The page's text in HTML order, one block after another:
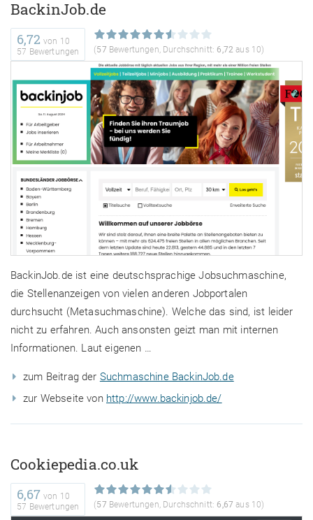
BackinJob.de
6,72 von 10
57 Bewertungen
(57 Bewertungen, Durchschnitt: 6,72aus 10)
BackinJob.de ist eine deutschsprachige Jobsuchmaschine,
die Stellenanzeigen von vielen anderen Jobportalen
durchsucht (Metasuchmaschine). Welche das sind, ist leider
nicht zu erfahren. Auch ansonsten geizt man mit internen
Informationen. Laut eigenen …
zum Beitrag der Suchmaschine BackinJob.de
zur Webseite von http://www.backinjob.de/
Cookiepedia.co.uk
6,67 von 10
57 Bewertungen
(57 Bewertungen, Durchschnitt: 6,67 aus 10)